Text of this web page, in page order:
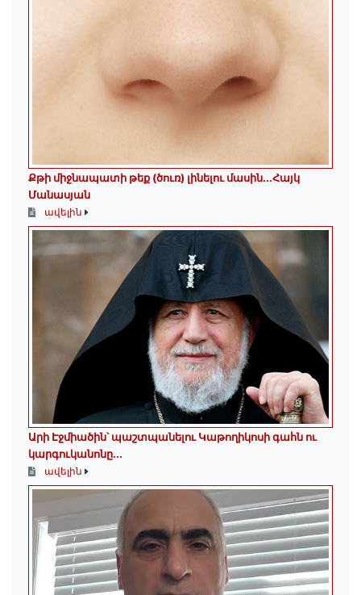
Քթի միջնապատի թեք (ծուռ) լինելու մասին․․․Հայկ
Մանասյան
ավելին
Արի Էջմիածին՝ պաշտպանելու Կաթողիկոսի գահն ու
կարգուկանոնը...
ավելին